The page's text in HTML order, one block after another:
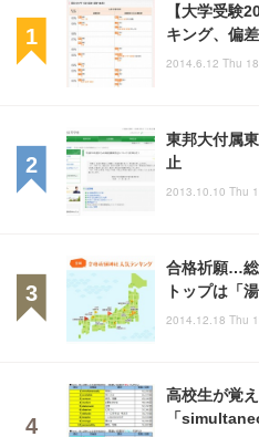
【大学受験
キング、偏
2014.6.12 Thu
東邦大付属
止
2013.10.10 Thu
合格祈願…総
トップは「
2014.12.18 Thu
高校生が覚
「